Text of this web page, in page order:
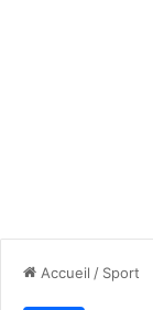
Accueil / Sport